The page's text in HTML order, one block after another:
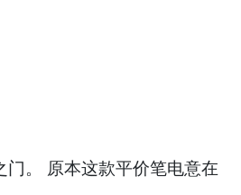
。 原本这款平价笔电意在